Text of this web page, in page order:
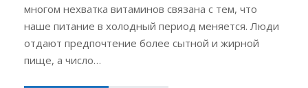
многом нехватка витаминов связана с тем, что
наше питание в холодный период меняется. Люди
отдают предпочтение более сытной и жирной
пище, а число…